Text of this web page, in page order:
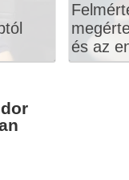
és az